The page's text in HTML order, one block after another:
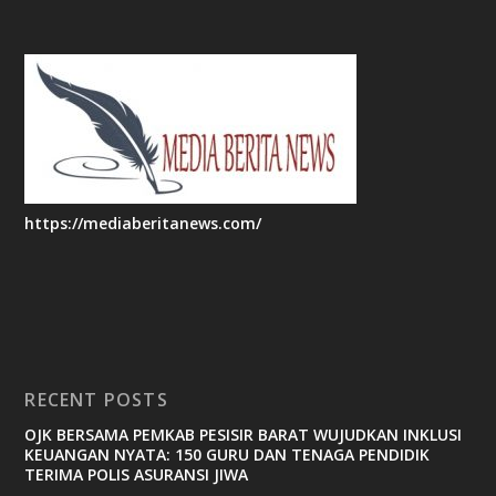
https://mediaberitanews.com/
RECENT POSTS
OJK BERSAMA PEMKAB PESISIR BARAT WUJUDKAN INKLUSI
KEUANGAN NYATA: 150 GURU DAN TENAGA PENDIDIK
TERIMA POLIS ASURANSI JIWA